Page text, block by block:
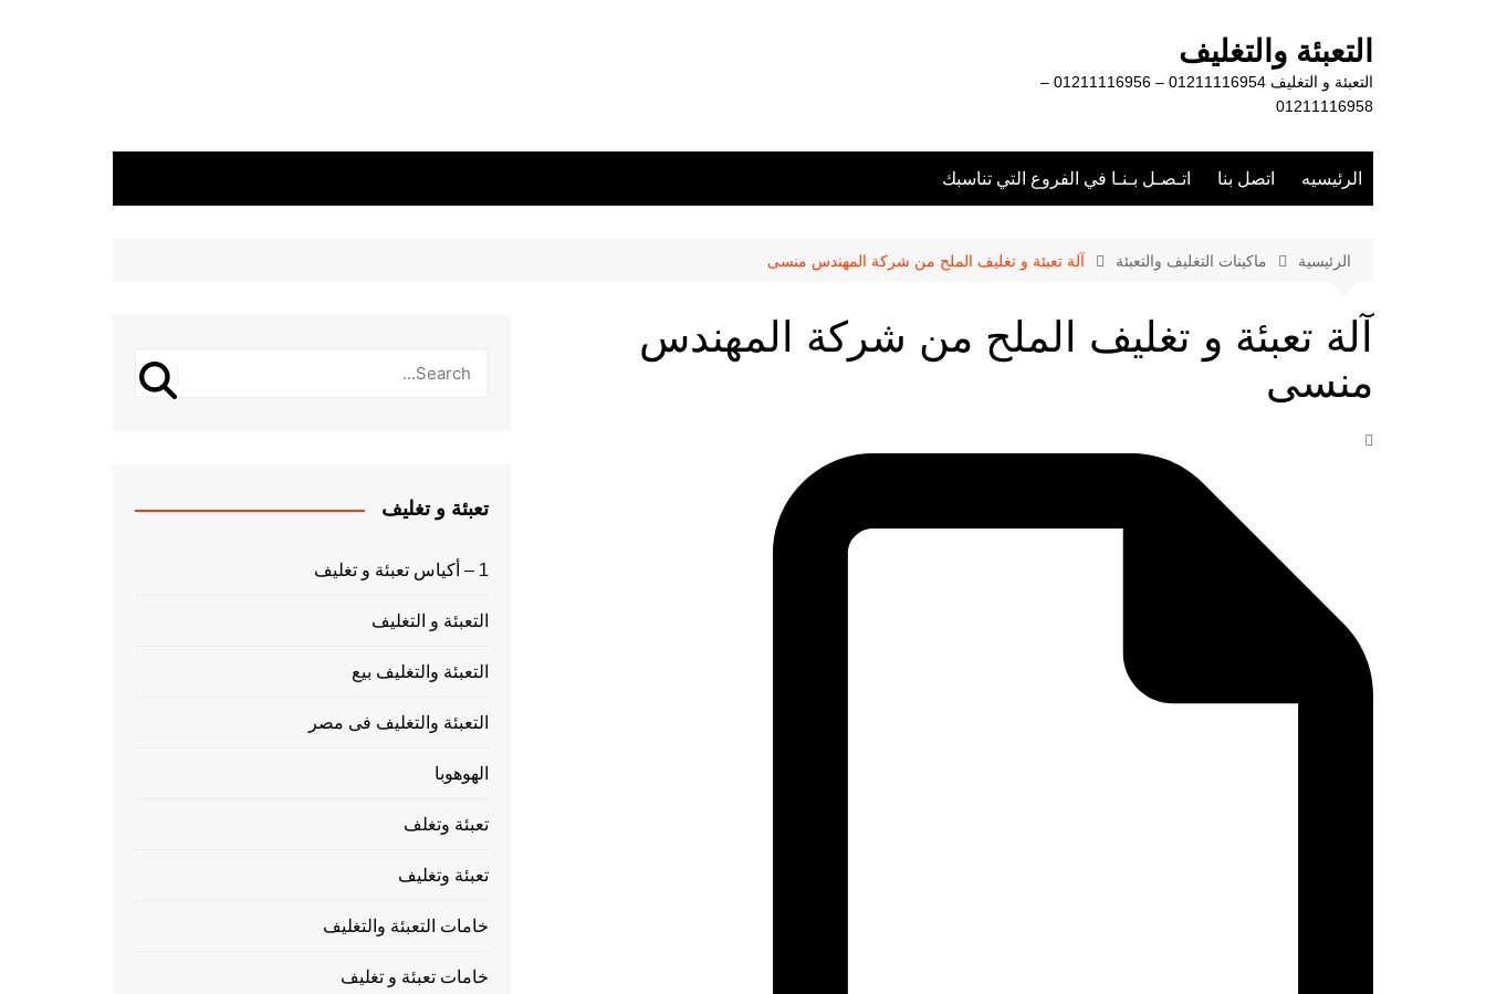
التعبئة والتغليف
التعبئة و التغليف 01211116954 – 01211116956 –
01211116958
الرئيسيه اتصل بنا اتـصـل بـنـا في الفروع التي تناسبك
الرئيسية ماكينات التغليف والتعبئة آلة تعبئة و تغليف الملح من شركة المهندس منسى
آلة تعبئة و تغليف الملح من شركة المهندس
منسى
تعبئة و تغليف
1 – أكياس تعبئة و تغليف
التعبئة و التغليف
التعبئة والتغليف بيع
التعبئة والتغليف فى مصر
الهوهوبا
تعبئة وتغلف
تعبئة وتغليف
خامات التعبئة والتغليف
خامات تعبئة و تغليف